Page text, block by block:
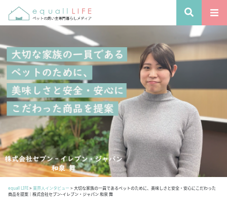
equall LIFE> 業界人インタビュー > 大切な家族の一員であるペットのために、美味しさと安全・安心にこだわった
商品を提案｜株式会社セブン‐イレブン・ジャパン 和泉 舞